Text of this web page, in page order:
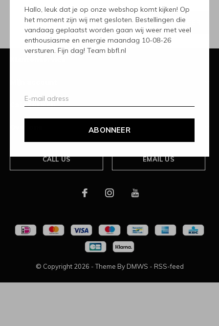
Hallo, leuk dat je op onze webshop komt kijken! Op
het moment zijn wij met gesloten. Bestellingen die
vandaag geplaatst worden gaan wij weer met veel
enthousiasme en energie maandag 10-08-26
versturen. Fijn dag! Team bbfl.nl
ABONNEER
ABONNEER
Categorieën
CALL US EMAIL US
© Copyright 2026 - Theme By DMWS - RSS-feed